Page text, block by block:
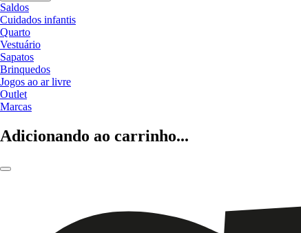
Saldos
Cuidados infantis
Quarto
Vestuário
Sapatos
Brinquedos
Jogos ao ar livre
Outlet
Marcas
Adicionando ao carrinho...